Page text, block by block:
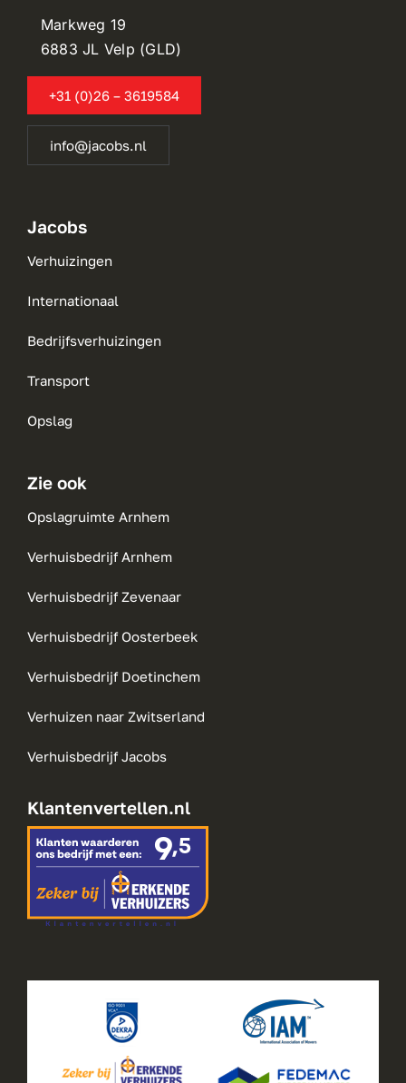
Markweg 19
6883 JL Velp (GLD)
+31 (0)26 – 3619584
info@jacobs.nl
Jacobs
Verhuizingen
Internationaal
Bedrijfsverhuizingen
Transport
Opslag
Zie ook
Opslagruimte Arnhem
Verhuisbedrijf Arnhem
Verhuisbedrijf Zevenaar
Verhuisbedrijf Oosterbeek
Verhuisbedrijf Doetinchem
Verhuizen naar Zwitserland
Verhuisbedrijf Jacobs
Klantenvertellen.nl